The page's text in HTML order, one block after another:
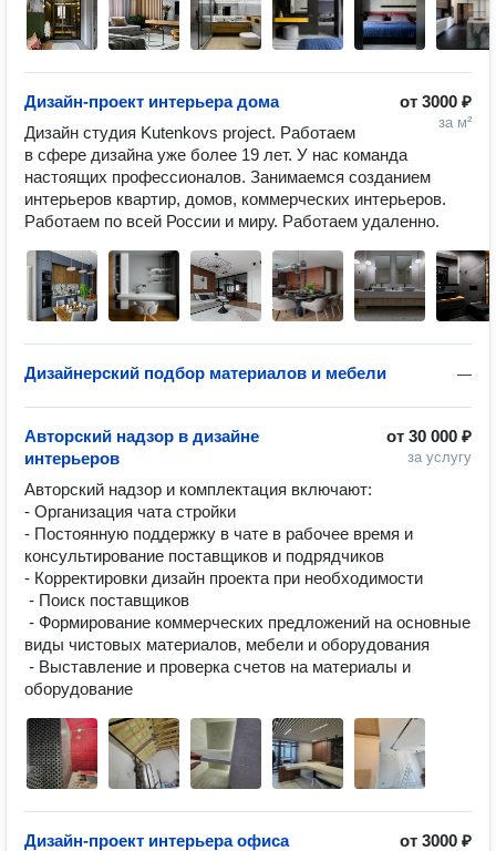
от 3000 ₽
за м²
Дизайн-проект интерьера дома
Дизайн студия Kutenkovs project. Работаем
в сфере дизайна уже более 19 лет. У нас команда
настоящих профессионалов. Занимаемся созданием
интерьеров квартир, домов, коммерческих интерьеров.
Работаем по всей России и миру. Работаем удаленно.
—
Дизайнерский подбор материалов и мебели
от 30 000 ₽
за услугу
Авторский надзор в дизайне
интерьеров
Авторский надзор и комплектация включают:
- Организация чата стройки
- Постоянную поддержку в чате в рабочее время и
консультирование поставщиков и подрядчиков
- Корректировки дизайн проекта при необходимости
виды чистовых материалов, мебели и оборудования
от 3000 ₽
Дизайн-проект интерьера офиса